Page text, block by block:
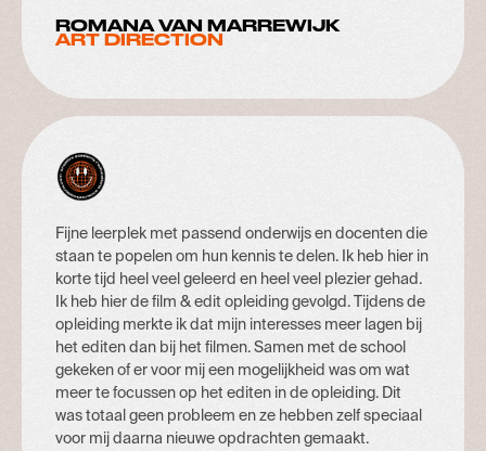
ROMANA VAN MARREWIJK
ART DIRECTION
Fijne leerplek met passend onderwijs en docenten die
staan te popelen om hun kennis te delen. Ik heb hier in
korte tijd heel veel geleerd en heel veel plezier gehad.
Ik heb hier de film & edit opleiding gevolgd. Tijdens de
opleiding merkte ik dat mijn interesses meer lagen bij
het editen dan bij het filmen. Samen met de school
gekeken of er voor mij een mogelijkheid was om wat
meer te focussen op het editen in de opleiding. Dit
was totaal geen probleem en ze hebben zelf speciaal
voor mij daarna nieuwe opdrachten gemaakt.